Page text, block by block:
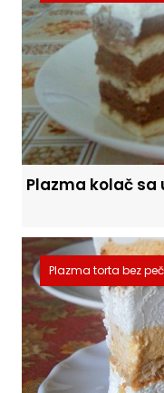
Plazma kolač sa
Plazma torta bez